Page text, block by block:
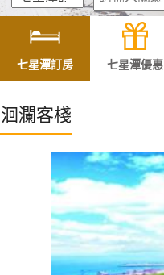
灣
訂
房
直接跟飯店訂房HOT
七星潭訂房 七星潭優惠
洄瀾客棧